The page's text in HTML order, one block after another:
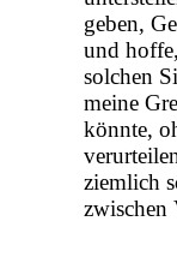
geben,
und
solchen
meine
könnte,
ziemlich
zwischen